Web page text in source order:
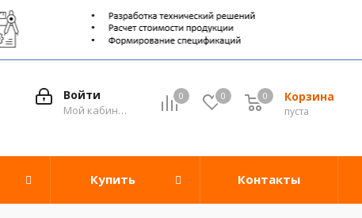
0 0 Корзина
0
пуста
0
Войти
Мой кабинет
Купить Контакты